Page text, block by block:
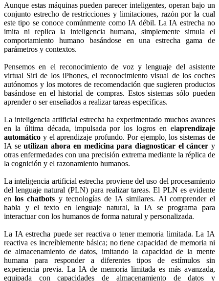
Aunque estas máquinas pueden parecer inteligentes, operan bajo un
conjunto estrecho de restricciones y limitaciones, razón por la cual
este tipo se conoce comúnmente como IA débil. La IA estrecha no
imita ni replica la inteligencia humana, simplemente simula el
comportamiento humano basándose en una estrecha gama de
parámetros y contextos.
Pensemos en el reconocimiento de voz y lenguaje del asistente
virtual Siri de los iPhones, el reconocimiento visual de los coches
autónomos y los motores de recomendación que sugieren productos
basándose en el historial de compras. Estos sistemas sólo pueden
aprender o ser enseñados a realizar tareas específicas.
La inteligencia artificial estrecha ha experimentado muchos avances
en la última década, impulsada por los logros en elaprendizaje
automático y el aprendizaje profundo. Por ejemplo, los sistemas de
IA seutilizan ahora en medicina para diagnosticar el cáncer y
otras enfermedades con una precisión extrema mediante la réplica de
la cognición y el razonamiento humanos.
La inteligencia artificial estrecha proviene del uso del procesamiento
del lenguaje natural (PLN) para realizar tareas. El PLN es evidente
enlos chatbots y tecnologías de IA similares. Al comprender el
habla y el texto en lenguaje natural, la IA se programa para
interactuar con los humanos de forma natural y personalizada.
La IA estrecha puede ser reactiva o tener memoria limitada. La IA
reactiva es increíblemente básica; no tiene capacidad de memoria ni
de almacenamiento de datos, imitando la capacidad de la mente
humana para responder a diferentes tipos de estímulos sin
experiencia previa. La IA de memoria limitada es más avanzada,
equipada con capacidades de almacenamiento de datos y